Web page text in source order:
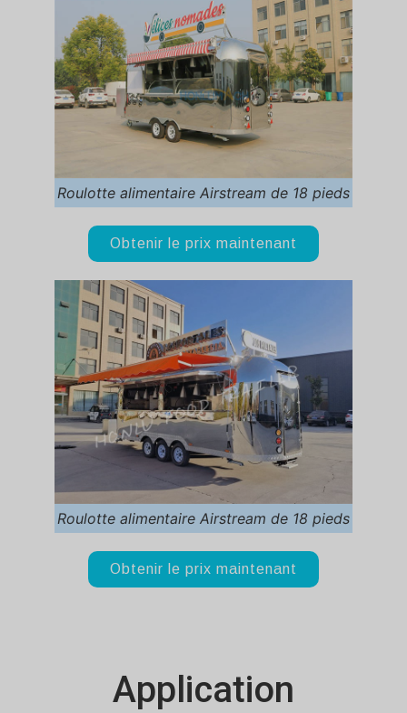
Roulotte alimentaire Airstream de 18 pieds
Obtenir le prix maintenant
Roulotte alimentaire Airstream de 18 pieds
Obtenir le prix maintenant
Application